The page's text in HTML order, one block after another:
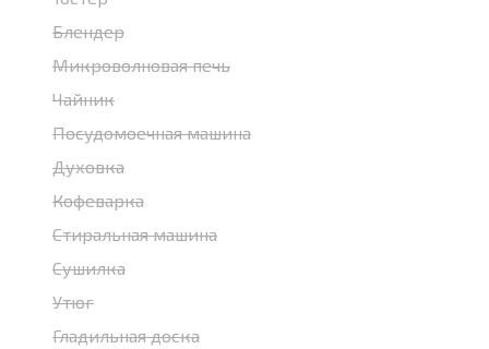
Блендер
Микроволновая печь
Чайник
Посудомоечная машина
Духовка
Кофеварка
Стиральная машина
Сушилка
Утюг
Гладильная доска